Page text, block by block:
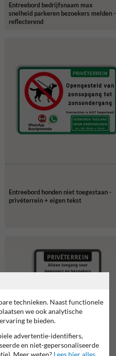
Entreebord bedrijfsnaam max
snelheid parkeren bezoekers melden -
reflecterend
Entreebord honden niet toegestaan -
privéterrein + eigen tekst
technieken. Naast functionele
we ook analytische
te bieden.
advertentie-identifiers,
en niet-gepersonaliseerde
Meer weten? Lees hier alles